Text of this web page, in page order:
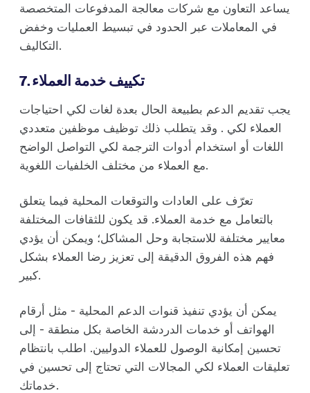
يساعد التعاون مع شركات معالجة المدفوعات المتخصصة
في المعاملات عبر الحدود في تبسيط العمليات وخفض
التكاليف.
7. تكييف خدمة العملاء
يجب تقديم الدعم بطبيعة الحال بعدة لغات لكي احتياجات
العملاء لكي . وقد يتطلب ذلك توظيف موظفين متعددي
اللغات أو استخدام أدوات الترجمة لكي التواصل الواضح
مع العملاء من مختلف الخلفيات اللغوية.
تعرّف على العادات والتوقعات المحلية فيما يتعلق
بالتعامل مع خدمة العملاء. قد يكون للثقافات المختلفة
معايير مختلفة للاستجابة وحل المشاكل؛ ويمكن أن يؤدي
فهم هذه الفروق الدقيقة إلى تعزيز رضا العملاء بشكل
كبير.
يمكن أن يؤدي تنفيذ قنوات الدعم المحلية - مثل أرقام
الهواتف أو خدمات الدردشة الخاصة بكل منطقة - إلى
تحسين إمكانية الوصول للعملاء الدوليين. اطلب بانتظام
تعليقات العملاء لكي المجالات التي تحتاج إلى تحسين في
خدماتك.